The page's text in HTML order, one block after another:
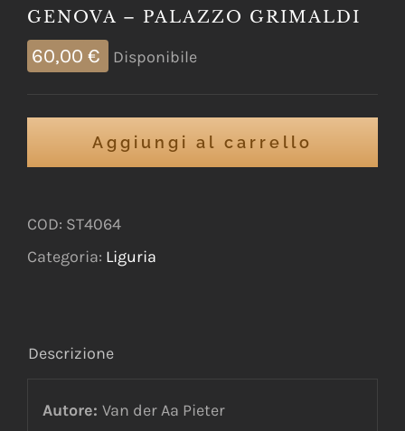
GENOVA – PALAZZO GRIMALDI
60,00 € Disponibile
Aggiungi al carrello
COD: ST4064
Categoria: Liguria
Descrizione
Autore: Van der Aa Pieter